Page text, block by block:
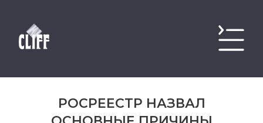
РОСРЕЕСТР НАЗВАЛ